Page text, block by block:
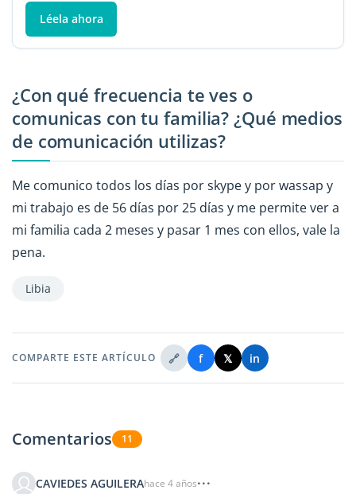
Léela ahora
¿Con qué frecuencia te ves o
comunicas con tu familia? ¿Qué medios
de comunicación utilizas?
Me comunico todos los días por skype y por wassap y
mi trabajo es de 56 días por 25 días y me permite ver a
mi familia cada 2 meses y pasar 1 mes con ellos, vale la
pena.
Libia
COMPARTE ESTE ARTÍCULO 🔗 f 𝕏 in
Comentarios 11
CAVIEDES AGUILERAhace 4 años